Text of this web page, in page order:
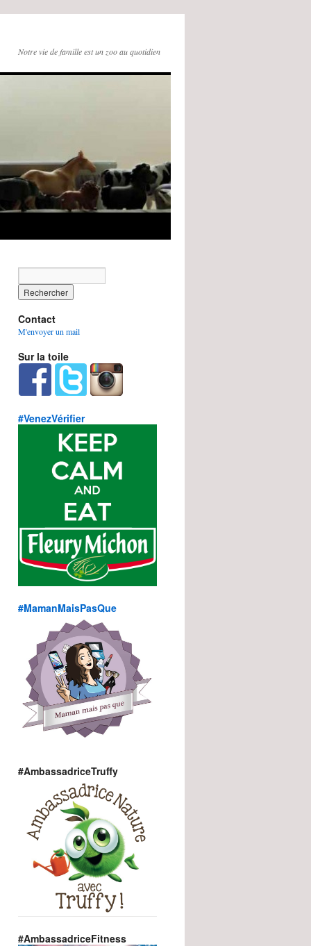
Notre vie de famille est un zoo au quotidien
Contact
M'envoyer un mail
Sur la toile
#VenezVérifier
#MamanMaisPasQue
#AmbassadriceTruffy
#AmbassadriceFitness